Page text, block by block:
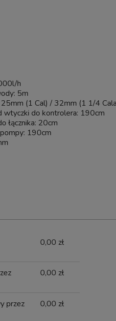
Treserki dla Psa Drobiowe
12,30 zł
h
5m
(1 Cal) / 32mm (1 1/4
wtyczki do kontrolera: 190cm
łącznika: 20cm
190cm
0,00 zł
0,00 zł
przez
0,00 zł